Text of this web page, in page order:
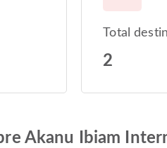
Total
2
Akanu Ibiam